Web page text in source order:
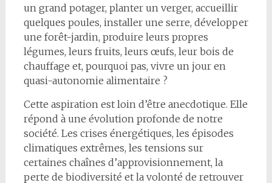
un grand potager, planter un verger, accueillir
quelques poules, installer une serre, développer
une forêt-jardin, produire leurs propres
légumes, leurs fruits, leurs œufs, leur bois de
chauffage et, pourquoi pas, vivre un jour en
quasi-autonomie alimentaire ?
Cette aspiration est loin d’être anecdotique. Elle
répond à une évolution profonde de notre
société. Les crises énergétiques, les épisodes
climatiques extrêmes, les tensions sur
certaines chaînes d’approvisionnement, la
perte de biodiversité et la volonté de retrouver